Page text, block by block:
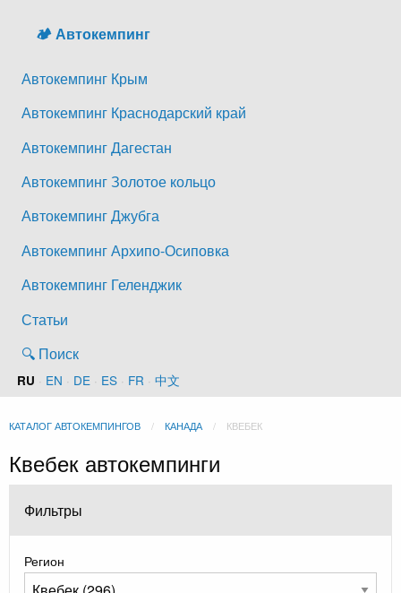
🏕️ Автокемпинг
Автокемпинг Крым
Автокемпинг Краснодарский край
Автокемпинг Дагестан
Автокемпинг Золотое кольцо
Автокемпинг Джубга
Автокемпинг Архипо-Осиповка
Автокемпинг Геленджик
Статьи
🔍 Поиск
RU · EN · DE · ES · FR · 中文
КАТАЛОГ АВТОКЕМПИНГОВ КАНАДА КВЕБЕК
Квебек автокемпинги
Фильтры
Регион